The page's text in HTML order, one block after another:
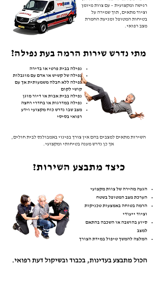
רגישה ומקצועית – עם צוות מיומן
וציוד מתאים, תוך שמירה על
בטיחות המטופל ומניעת החמרת
מצב רפואי.
מתי נדרש שירות הרמה בעת נפילה?
נפילה בבית פרטי או בדירה
נפילה של קשיש או אדם עם מוגבלות
נפילה ללא חבלה משמעותית אך עם
קושי לקום
נפילה בבית אבות או דיור מוגן
נפילה במדרגות או בחדרי רחצה
מצב שבו נדרש כוח מקצועי וידע
רפואי בסיסי
השירות מתאים למצבים בהם אין צורך בפינוי באמבולנס לבית חולים,
אך כן נדרש מענה בטיחותי ומקצועי.
כיצד מתבצע השירות?
הגעה מהירה של צוות מקצועי
הערכת מצב המטופל בשטח
הרמה בטוחה באמצעות טכניקות
וציוד ייעודי
סיוע בהושבה או השכבה בהתאם
למצב
המלצה להמשך טיפול במידת הצורך
הכול מתבצע בעדינות, בכבוד ובשיקול דעת רפואי.